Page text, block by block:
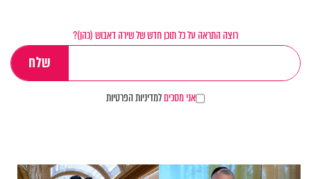
רוצה התראה על כל תוכן חדש של שירה דאבוש (כהן)?
אני מסכיםלמדיניות הפרטיות